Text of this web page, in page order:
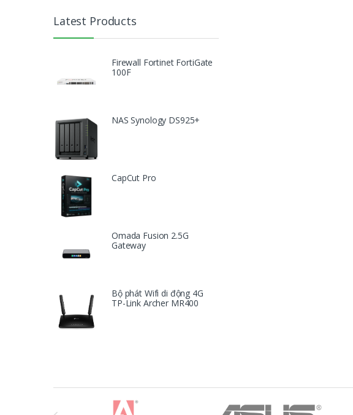
Latest Products
Firewall Fortinet FortiGate
100F
NAS Synology DS925+
CapCut Pro
Omada Fusion 2.5G
Gateway
Bộ phát Wifi di động 4G
TP-Link Archer MR400